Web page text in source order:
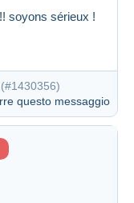
soyons sérieux !
#1430356)
questo messaggio